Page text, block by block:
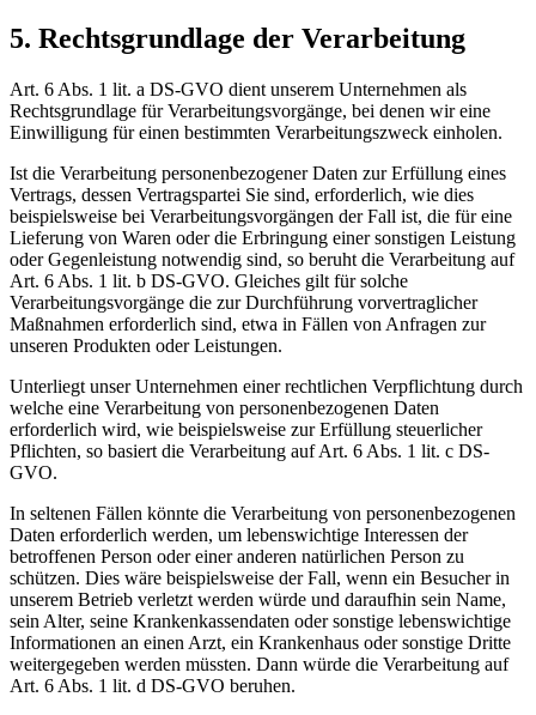
5. Rechtsgrundlage der Verarbeitung
Art. 6 Abs. 1 lit. a DS-GVO dient unserem Unternehmen als
Rechtsgrundlage für Verarbeitungsvorgänge, bei denen wir eine
Einwilligung für einen bestimmten Verarbeitungszweck einholen.
Ist die Verarbeitung personenbezogener Daten zur Erfüllung eines
Vertrags, dessen Vertragspartei Sie sind, erforderlich, wie dies
beispielsweise bei Verarbeitungsvorgängen der Fall ist, die für eine
Lieferung von Waren oder die Erbringung einer sonstigen Leistung
oder Gegenleistung notwendig sind, so beruht die Verarbeitung auf
Art. 6 Abs. 1 lit. b DS-GVO. Gleiches gilt für solche
Verarbeitungsvorgänge die zur Durchführung vorvertraglicher
Maßnahmen erforderlich sind, etwa in Fällen von Anfragen zur
unseren Produkten oder Leistungen.
Unterliegt unser Unternehmen einer rechtlichen Verpflichtung durch
welche eine Verarbeitung von personenbezogenen Daten
erforderlich wird, wie beispielsweise zur Erfüllung steuerlicher
Pflichten, so basiert die Verarbeitung auf Art. 6 Abs. 1 lit. c DS-
GVO.
In seltenen Fällen könnte die Verarbeitung von personenbezogenen
Daten erforderlich werden, um lebenswichtige Interessen der
betroffenen Person oder einer anderen natürlichen Person zu
schützen. Dies wäre beispielsweise der Fall, wenn ein Besucher in
unserem Betrieb verletzt werden würde und daraufhin sein Name,
sein Alter, seine Krankenkassendaten oder sonstige lebenswichtige
Informationen an einen Arzt, ein Krankenhaus oder sonstige Dritte
weitergegeben werden müssten. Dann würde die Verarbeitung auf
Art. 6 Abs. 1 lit. d DS-GVO beruhen.